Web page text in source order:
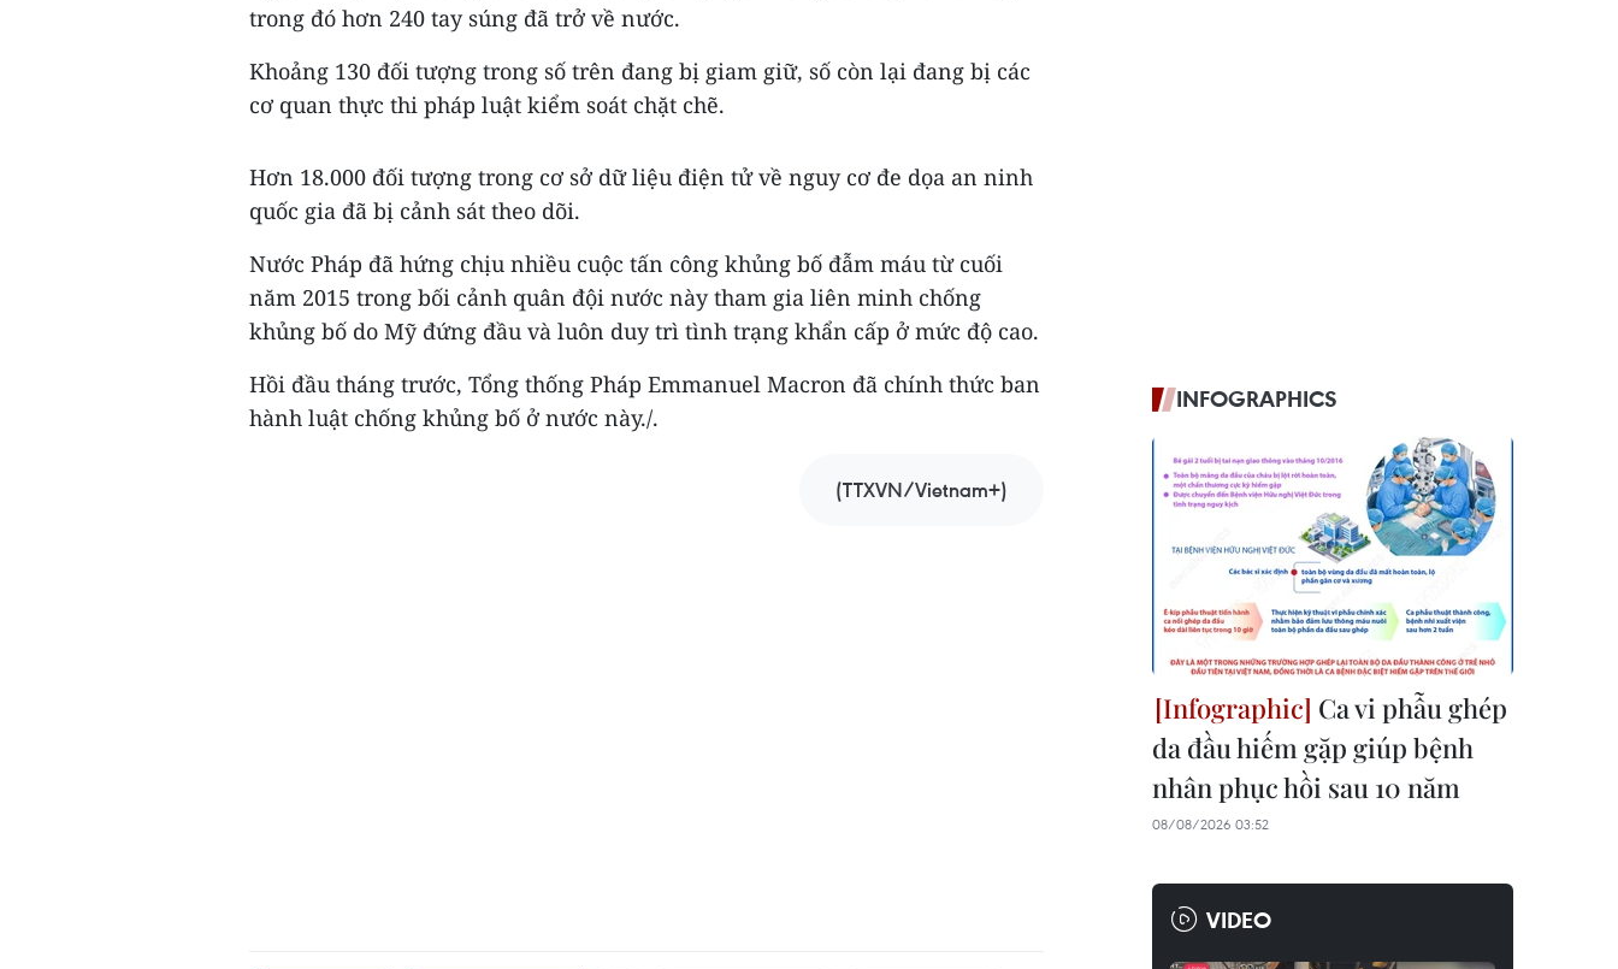
trong đó hơn 240 tay súng đã trở về nước.
Khoảng 130 đối tượng trong số trên đang bị giam giữ, số còn lại đang bị các
cơ quan thực thi pháp luật kiểm soát chặt chẽ.
Hơn 18.000 đối tượng trong cơ sở dữ liệu điện tử về nguy cơ đe dọa an ninh
quốc gia đã bị cảnh sát theo dõi.
Nước Pháp đã hứng chịu nhiều cuộc tấn công khủng bố đẫm máu từ cuối
năm 2015 trong bối cảnh quân đội nước này tham gia liên minh chống
khủng bố do Mỹ đứng đầu và luôn duy trì tình trạng khẩn cấp ở mức độ cao.
Hồi đầu tháng trước, Tổng thống Pháp Emmanuel Macron đã chính thức ban
hành luật chống khủng bố ở nước này./.
(TTXVN/Vietnam+)
INFOGRAPHICS
Ca vi phẫu ghép
da đầu hiếm gặp giúp bệnh
nhân phục hồi sau 10 năm
08/08/2026 03:52
VIDEO